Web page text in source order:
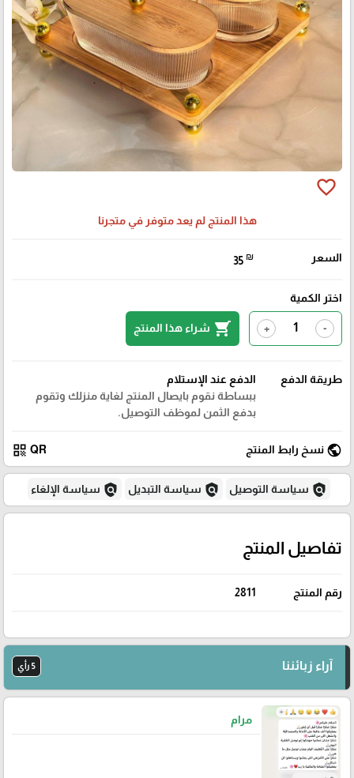
favorite_border
هذا المنتج لم يعد متوفر في متجرنا
السعر 35 ₪
اختر الكمية
-
+
shopping_cart شراء هذا المنتج
طريقة الدفع
الدفع عند الإستلام
ببساطة نقوم بايصال المنتج لغاية منزلك وتقوم
بدفع الثمن لموظف التوصيل.
public نسخ رابط المنتج QR
qr_code
policy سياسة التوصيل policy سياسة التبديل policy سياسة الإلغاء
تفاصيل المنتج
رقم المنتج 2811
آراء زبائننا 5 رأي
مرام